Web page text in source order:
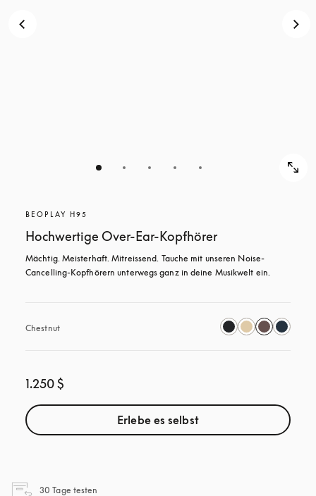
BEOPLAY H95
Hochwertige Over-Ear-Kopfhörer
Mächtig. Meisterhaft. Mitreissend. Tauche mit unseren Noise-
Cancelling-Kopfhörern unterwegs ganz in deine Musikwelt ein.
Chestnut
1.250 $
Erlebe es selbst
30 Tage testen